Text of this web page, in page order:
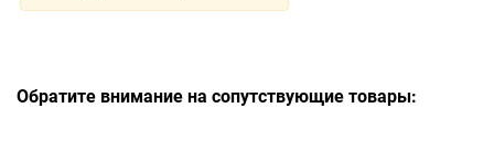
Обратите внимание на сопутствующие товары: